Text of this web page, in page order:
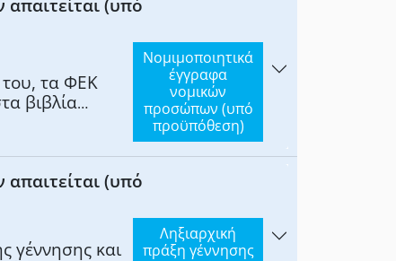
(υπό
του, τα ΦΕΚ
βιβλία
Νομιμοποιητικά
έγγραφα
νομικών
προσώπων (υπό
προϋπόθεση)
(υπό
γέννησης και
Ληξιαρχική
πράξη γέννησης